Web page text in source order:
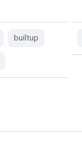
builtup